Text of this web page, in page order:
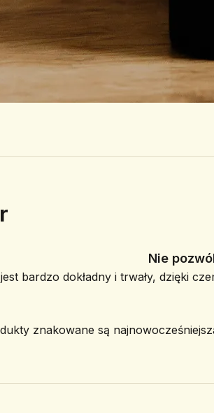
Nie
bardzo dokładny i trwały, dzięki
znakowane są